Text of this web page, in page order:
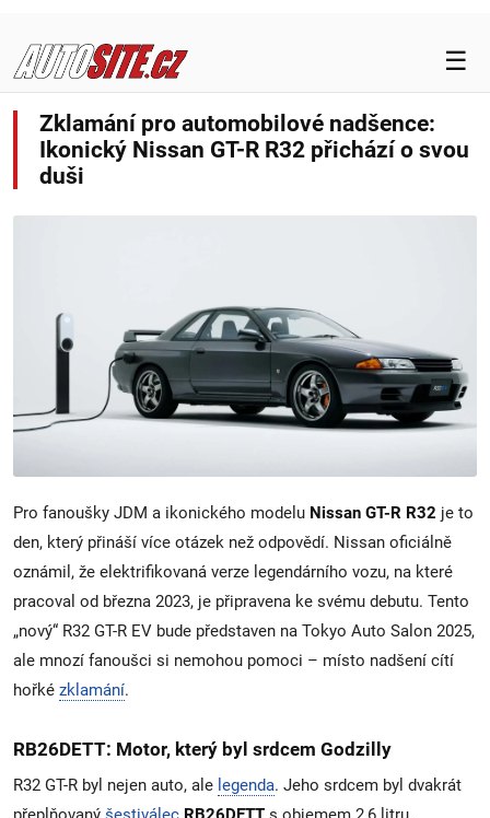
☰
NOVINKY
TESTY
ELEKTROMOBILITA
DOPRAVA
LEGISLATIVA
DALŠÍ▼
Zklamání pro automobilové nadšence:
Ikonický Nissan GT-R R32 přichází o svou
duši
Pro fanoušky JDM a ikonického modelu Nissan GT-R R32 je to
den, který přináší více otázek než odpovědí. Nissan oficiálně
oznámil, že elektrifikovaná verze legendárního vozu, na které
pracoval od března 2023, je připravena ke svému debutu. Tento
„nový“ R32 GT-R EV bude představen na Tokyo Auto Salon 2025,
ale mnozí fanoušci si nemohou pomoci – místo nadšení cítí
hořké zklamání.
RB26DETT: Motor, který byl srdcem Godzilly
R32 GT-R byl nejen auto, ale legenda. Jeho srdcem byl dvakrát